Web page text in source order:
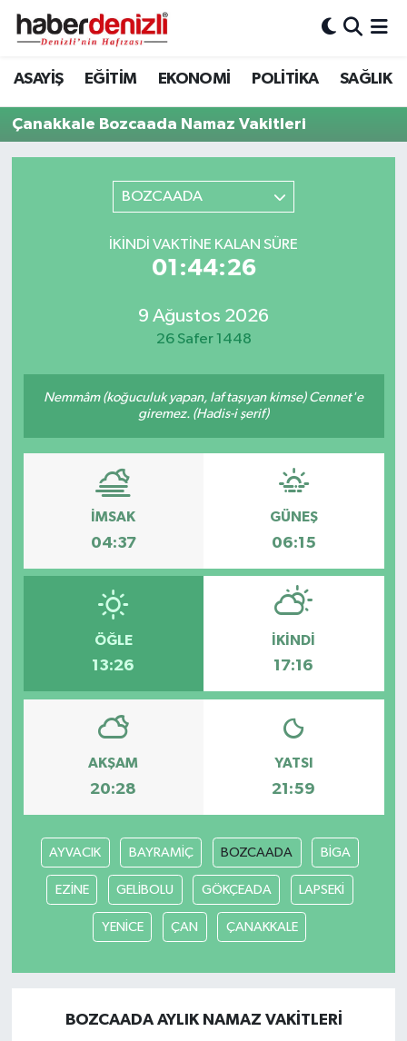
ASAYİŞ EĞİTİM EKONOMİ POLİTİKA SAĞLIK
Çanakkale Bozcaada Namaz Vakitleri
BOZCAADA
İKINDI VAKTINE KALAN SÜRE
01:44:26
9 Ağustos 2026
26 Safer 1448
Nemmâm (koğuculuk yapan, laf taşıyan kimse) Cennet'e
giremez. (Hadis-i şerif)
İMSAK
04:37
GÜNEŞ
06:15
ÖĞLE
13:26
İKINDI
17:16
AKŞAM
20:28
YATSI
21:59
AYVACIK BAYRAMİÇ BOZCAADA BİGA
EZİNE GELİBOLU GÖKÇEADA LAPSEKİ
YENİCE ÇAN ÇANAKKALE
BOZCAADA AYLIK NAMAZ VAKITLERI
Denizli Nöbetçi Eczaneler
Denizli Hava Durumu
Denizli Trafik Yoğunluk Haritası
Tüm Manşetler